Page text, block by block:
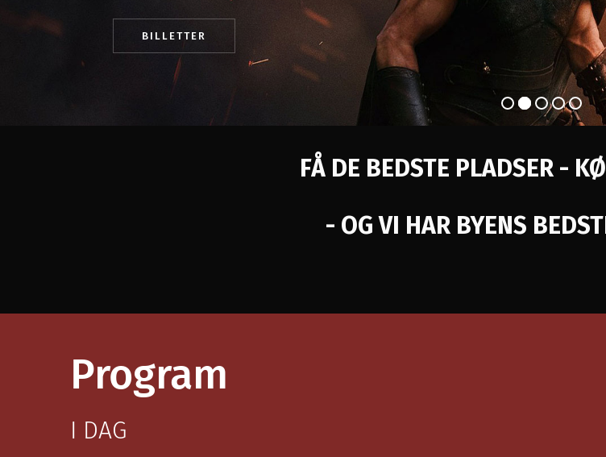
BILLETTER
FÅ DE BEDSTE PLADSER -
- OG VI HAR BYENS